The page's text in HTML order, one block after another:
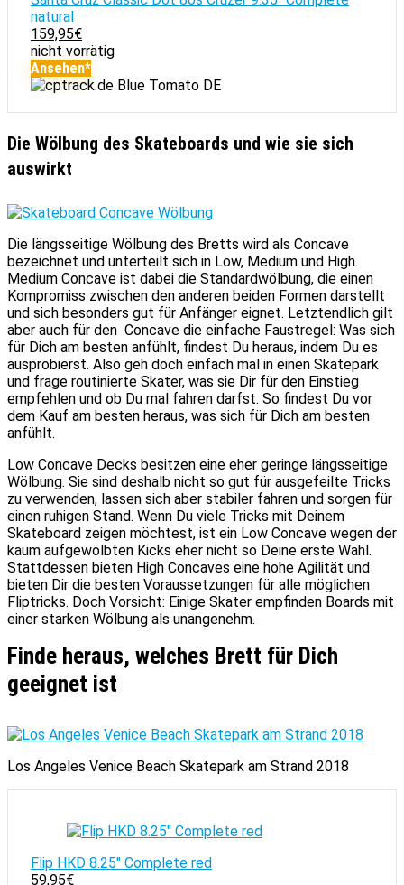
natural
159,95€
nicht vorrätig
Ansehen*
Blue Tomato DE
Die Wölbung des Skateboards und wie sie sich
auswirkt
Die längsseitige Wölbung des Bretts wird als Concave
bezeichnet und unterteilt sich in Low, Medium und High.
Medium Concave ist dabei die Standardwölbung, die einen
Kompromiss zwischen den anderen beiden Formen darstellt
und sich besonders gut für Anfänger eignet. Letztendlich gilt
aber auch für den Concave die einfache Faustregel: Was sich
für Dich am besten anfühlt, findest Du heraus, indem Du es
ausprobierst. Also geh doch einfach mal in einen Skatepark
und frage routinierte Skater, was sie Dir für den Einstieg
empfehlen und ob Du mal fahren darfst. So findest Du vor
dem Kauf am besten heraus, was sich für Dich am besten
anfühlt.
Low Concave Decks besitzen eine eher geringe längsseitige
Wölbung. Sie sind deshalb nicht so gut für ausgefeilte Tricks
zu verwenden, lassen sich aber stabiler fahren und sorgen für
einen ruhigen Stand. Wenn Du viele Tricks mit Deinem
Skateboard zeigen möchtest, ist ein Low Concave wegen der
kaum aufgewölbten Kicks eher nicht so Deine erste Wahl.
Stattdessen bieten High Concaves eine hohe Agilität und
bieten Dir die besten Voraussetzungen für alle möglichen
Fliptricks. Doch Vorsicht: Einige Skater empfinden Boards mit
einer starken Wölbung als unangenehm.
Finde heraus, welches Brett für Dich
geeignet ist
Los Angeles Venice Beach Skatepark am Strand 2018
Flip HKD 8.25" Complete red
59,95€